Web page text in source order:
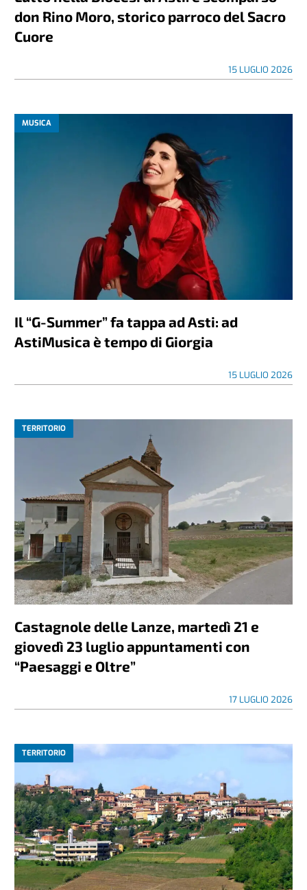
don Rino Moro, storico parroco del Sacro
Cuore
15 LUGLIO 2026
MUSICA
Il “G-Summer” fa tappa ad Asti: ad
AstiMusica è tempo di Giorgia
15 LUGLIO 2026
TERRITORIO
Castagnole delle Lanze, martedì 21 e
giovedì 23 luglio appuntamenti con
“Paesaggi e Oltre”
17 LUGLIO 2026
TERRITORIO